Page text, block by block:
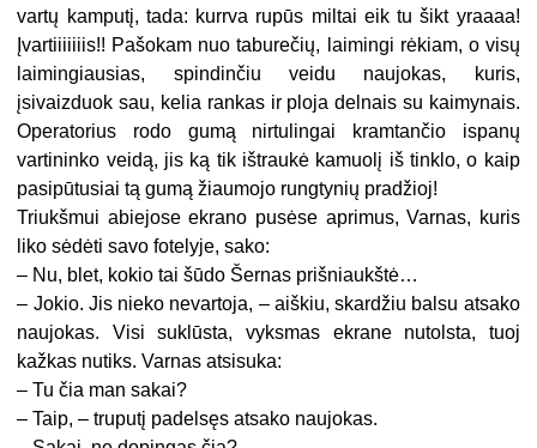
vartų kamputį, tada: kurrva rupūs miltai eik tu šikt yraaaa!
Įvartiiiiiiis!! Pašokam nuo taburečių, laimingi rėkiam, o visų
laimingiausias, spindinčiu veidu naujokas, kuris,
įsivaizduok sau, kelia rankas ir ploja delnais su kaimynais.
Operatorius rodo gumą nirtulingai kramtančio ispanų
vartininko veidą, jis ką tik ištraukė kamuolį iš tinklo, o kaip
pasipūtusiai tą gumą žiaumojo rungtynių pradžioj!
Triukšmui abiejose ekrano pusėse aprimus, Varnas, kuris
liko sėdėti savo fotelyje, sako:
– Nu, blet, kokio tai šūdo Šernas prišniaukštė…
– Jokio. Jis nieko nevartoja, – aiškiu, skardžiu balsu atsako
naujokas. Visi suklūsta, vyksmas ekrane nutolsta, tuoj
kažkas nutiks. Varnas atsisuka:
– Tu čia man sakai?
– Taip, – truputį padelsęs atsako naujokas.